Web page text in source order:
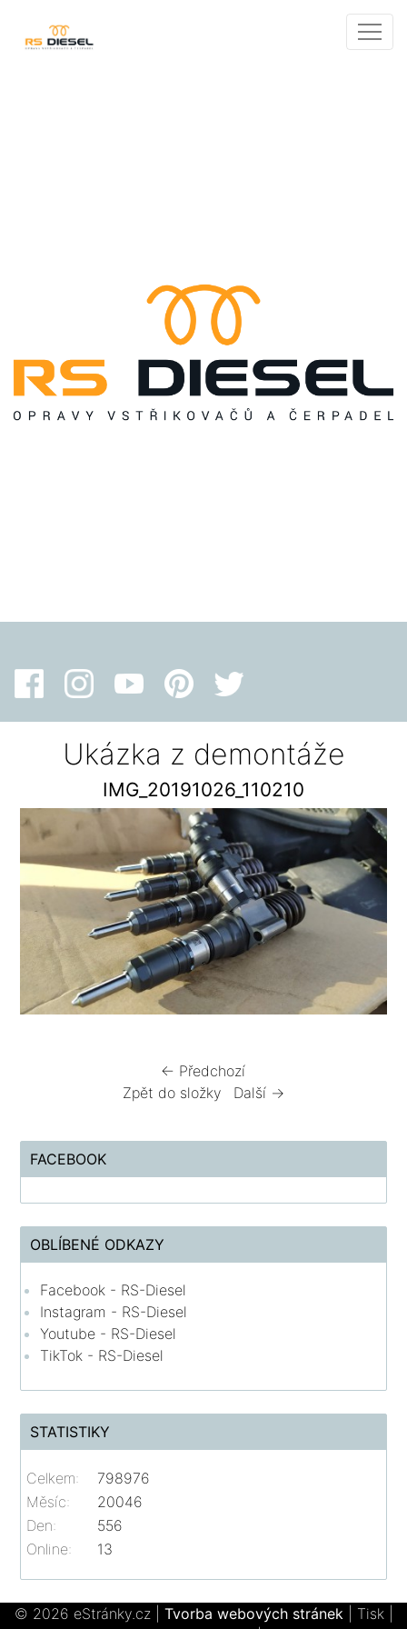
Ukázka z demontáže
IMG_20191026_110210
← Předchozí
Zpět do složky
Další →
FACEBOOK
OBLÍBENÉ ODKAZY
Facebook - RS-Diesel
Instagram - RS-Diesel
Youtube - RS-Diesel
TikTok - RS-Diesel
STATISTIKY
Online: 13
Celkem:
798976
Měsíc:
20046
Den:
556
© 2026 eStránky.cz Tvorba webových stránek| Tisk|